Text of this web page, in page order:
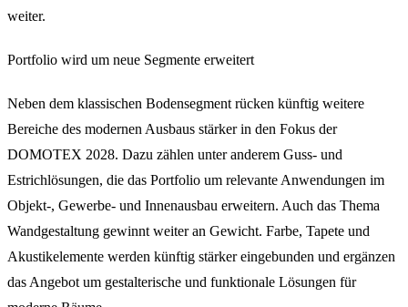
weiter.
Portfolio wird um neue Segmente erweitert
Neben dem klassischen Bodensegment rücken künftig weitere
Bereiche des modernen Ausbaus stärker in den Fokus der
DOMOTEX 2028. Dazu zählen unter anderem Guss- und
Estrichlösungen, die das Portfolio um relevante Anwendungen im
Objekt-, Gewerbe- und Innenausbau erweitern. Auch das Thema
Wandgestaltung gewinnt weiter an Gewicht. Farbe, Tapete und
Akustikelemente werden künftig stärker eingebunden und ergänzen
das Angebot um gestalterische und funktionale Lösungen für